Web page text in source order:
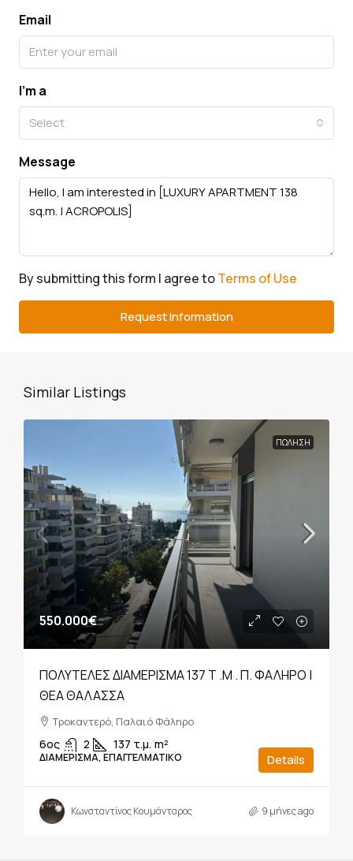
Email
I'm a
Select
Message
By submitting this form I agree toTerms of Use
Request Information
Similar Listings
ΠΏΛΗΣΗ
550.000€
ΠΟΛΥΤΕΛΕΣ ΔΙΑΜΕΡΙΣΜΑ 137 Τ .μ . Π. ΦΑΛΗΡΟ |
ΘΕΑ ΘΑΛΑΣΣΑ
Τροκαντερό, Παλαιό Φάληρο
6ος 2 137 τ.μ. m²
ΔΙΑΜΈΡΙΣΜΑ, ΕΠΑΓΓΕΛΜΑΤΙΚΌ Details
Κωνσταντίνος Κουμάνταρος 9 μήνες ago